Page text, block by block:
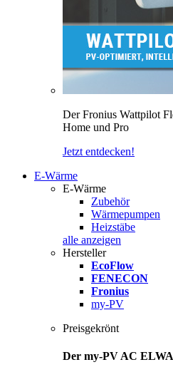
Der Fronius Wattpilot
Home und Pro
Jetzt entdecken!
E-Wärme
E-Wärme
Zubehör
Wärmepumpen
Heizstäbe
alle anzeigen
Hersteller
EcoFlow
FENECON
Fronius
my-PV
Preisgekrönt
Der my-PV AC